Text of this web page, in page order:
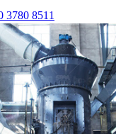
3780 8511